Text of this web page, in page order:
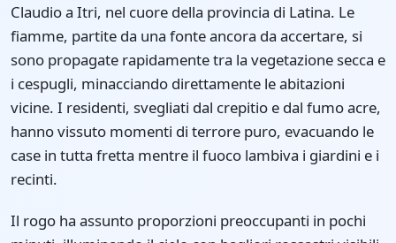
Claudio a Itri, nel cuore della provincia di Latina. Le
fiamme, partite da una fonte ancora da accertare, si
sono propagate rapidamente tra la vegetazione secca e
i cespugli, minacciando direttamente le abitazioni
vicine. I residenti, svegliati dal crepitio e dal fumo acre,
hanno vissuto momenti di terrore puro, evacuando le
case in tutta fretta mentre il fuoco lambiva i giardini e i
recinti.
Il rogo ha assunto proporzioni preoccupanti in pochi